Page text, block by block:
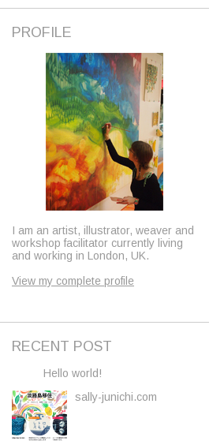
PROFILE
I am an artist, illustrator, weaver and
workshop facilitator currently living
and working in London, UK.
View my complete profile
RECENT POST
Hello world!
sally-junichi.com